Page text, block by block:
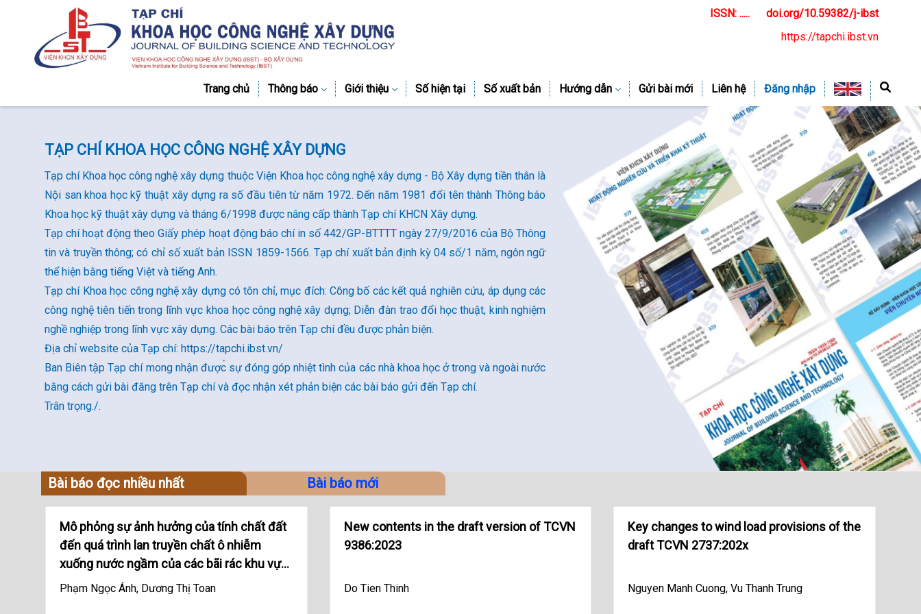
ISSN: .....
doi.org/10.59382/j-ibst
https://tapchi.ibst.vn
Trang chủ Thông báo Giới thiệu Số hiện tại Số xuất bản Hướng dẫn Gửi bài mới Liên hệ Đăng nhập
TẠP CHÍ KHOA HỌC CÔNG NGHỆ XÂY DỰNG
Tạp chí Khoa học công nghệ xây dựng thuộc Viện Khoa học công nghệ xây dựng - Bộ Xây dựng tiền thân là
Nội san khoa học kỹ thuật xây dựng ra số đầu tiên từ năm 1972. Đến năm 1981 đổi tên thành Thông báo
Khoa học kỹ thuật xây dựng và tháng 6/1998 được nâng cấp thành Tạp chí KHCN Xây dựng.
Tạp chí hoạt động theo Giấy phép hoạt động báo chí in số 442/GP-BTTTT ngày 27/9/2016 của Bộ Thông
tin và truyền thông; có chỉ số xuất bản ISSN 1859-1566. Tạp chí xuất bản định kỳ 04 số/1 năm, ngôn ngữ
thể hiện bằng tiếng Việt và tiếng Anh.
Tạp chí Khoa học công nghệ xây dựng có tôn chỉ, mục đích: Công bố các kết quả nghiên cứu, áp dụng các
công nghệ tiên tiến trong lĩnh vực khoa học công nghệ xây dựng; Diễn đàn trao đổi học thuật, kinh nghiệm
nghề nghiệp trong lĩnh vực xây dựng. Các bài báo trên Tạp chí đều được phản biện.
Địa chỉ website của Tạp chí: https://tapchi.ibst.vn/
Ban Biên tập Tạp chí mong nhận được sự đóng góp nhiệt tình của các nhà khoa học ở trong và ngoài nước
bằng cách gửi bài đăng trên Tạp chí và đọc nhận xét phản biện các bài báo gửi đến Tạp chí.
Trân trọng./.
Bài báo đọc nhiều nhất Bài báo mới
Mô phỏng sự ảnh hưởng của tính chất đất
đến quá trình lan truyền chất ô nhiễm
xuống nước ngầm của các bãi rác khu vực
nông thôn, lấy ví dụ một số bãi rác khu vực
Phạm Ngọc Ánh, Dương Thị Toan
New contents in the draft version of TCVN
9386:2023
Do Tien Thinh
Key changes to wind load provisions of the
draft TCVN 2737:202x
Nguyen Manh Cuong, Vu Thanh Trung